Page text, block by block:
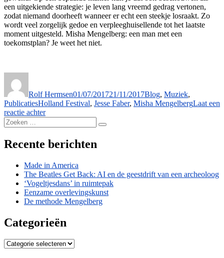
een uitgekiende strategie: je leven lang vreemd gedrag vertonen,
zodat niemand doorheeft wanneer er echt een steekje losraakt. Zo
wordt veel zorgelijk gedoe en verpleeghuisellende tot het laatste
moment uitgesteld. Misha Mengelberg: een man met een
toekomstplan? Je weet het niet.
Rolf Hermsen01/07/201721/11/2017Blog, Muziek,
PublicatiesTags
Holland Festival, Jesse Faber, Misha MengelbergLaat een
reactie achterop
methode
Mengelberg
Zoeken
naar:
Zoeken
Recente berichten
Made in America
The Beatles Get Back: AI en de geestdrift van een archeoloog
‘Vogeltjesdans’ in ruimtepak
Eenzame overlevingskunst
De methode Mengelberg
Categorieën
Categorieën